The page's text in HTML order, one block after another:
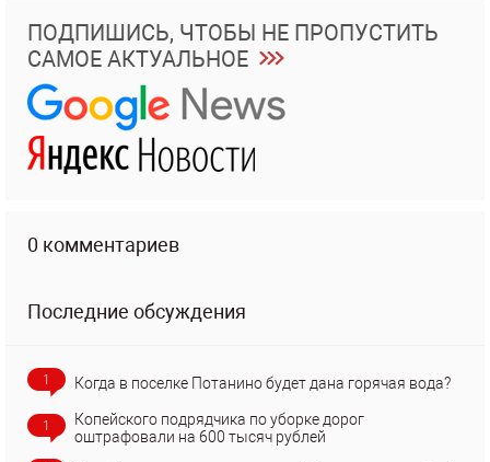
ПОДПИШИСЬ, ЧТОБЫ НЕ ПРОПУСТИТЬ
САМОЕ АКТУАЛЬНОЕ
0 комментариев
Последние обсуждения
1 Когда в поселке Потанино будет дана горячая вода?
1
Копейского подрядчика по уборке дорог
оштрафовали на 600 тысяч рублей